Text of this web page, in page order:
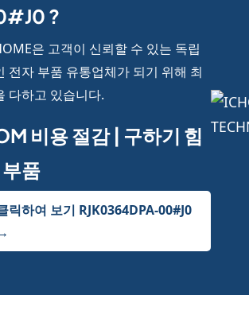
?
은 고객이 신뢰할 수 있는 독립
전자 부품 유통업체가 되기 위해 최
다하고 있습니다.
비용 절감 | 구하기 힘
품
릭하여 보기 RJK0364DPA-00#J0